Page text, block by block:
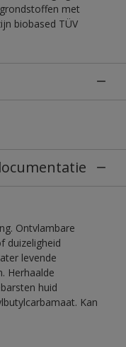
met
biobased TÜV
Ontvlambare
duizeligheid
levende
Herhaalde
huid
Kan